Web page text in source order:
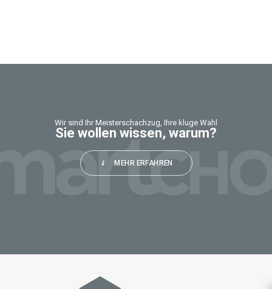
Wir sind Ihr Meisterschachzug, Ihre kluge Wahl
Sie wollen wissen, warum?
MEHR ERFAHREN